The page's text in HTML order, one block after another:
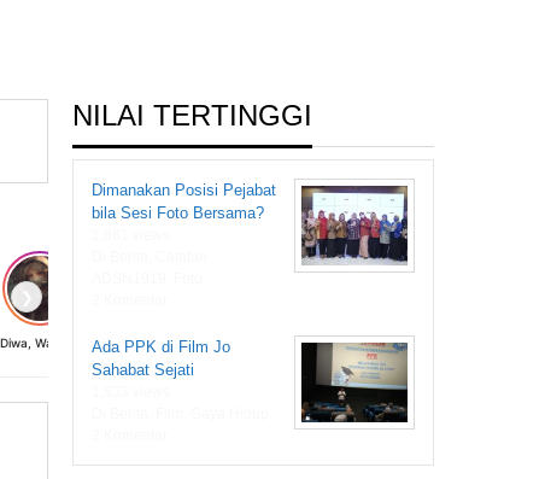
NILAI TERTINGGI
Dimanakan Posisi Pejabat
bila Sesi Foto Bersama?
Ada PPK di Film Jo
Sahabat Sejati